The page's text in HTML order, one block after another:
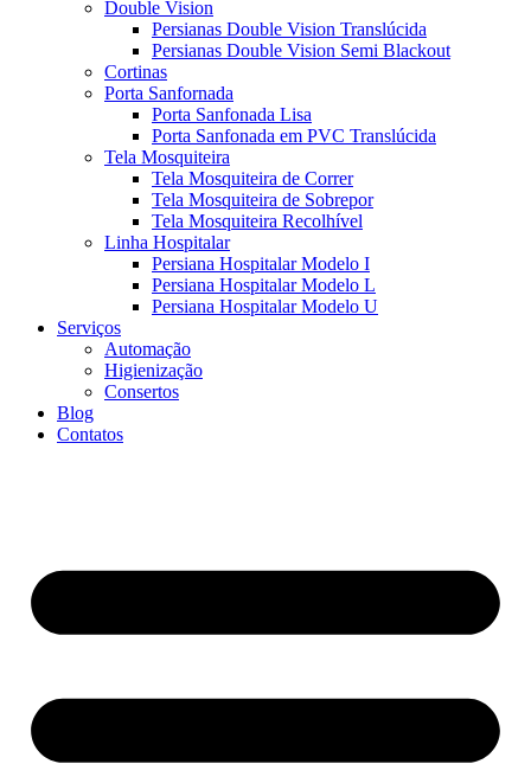
Double Vision
Persianas Double Vision Translúcida
Persianas Double Vision Semi Blackout
Cortinas
Porta Sanfornada
Porta Sanfonada Lisa
Porta Sanfonada em PVC Translúcida
Tela Mosquiteira
Tela Mosquiteira de Correr
Tela Mosquiteira de Sobrepor
Tela Mosquiteira Recolhível
Linha Hospitalar
Persiana Hospitalar Modelo I
Persiana Hospitalar Modelo L
Persiana Hospitalar Modelo U
Serviços
Automação
Higienização
Consertos
Blog
Contatos